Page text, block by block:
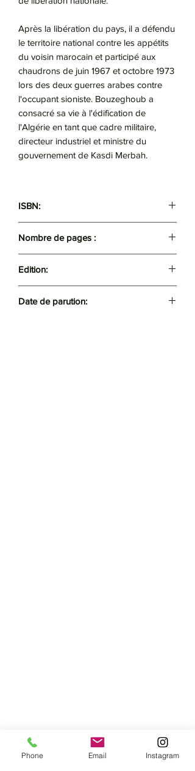
Après la libération du pays, il a défendu
le territoire national contre les appétits
du voisin marocain et participé aux
chaudrons de juin 1967 et octobre 1973
lors des deux guerres arabes contre
l'occupant sioniste. Bouzeghoub a
consacré sa vie à l'édification de
l'Algérie en tant que cadre militaire,
directeur industriel et ministre du
gouvernement de Kasdi Merbah.
ISBN:
Nombre de pages :
Edition:
Date de parution:
Phone Email Instagram